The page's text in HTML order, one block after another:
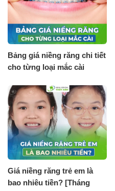
Bảng giá niềng răng chi tiết
cho từng loại mắc cài
Giá niềng răng trẻ em là
bao nhiêu tiền? [Tháng